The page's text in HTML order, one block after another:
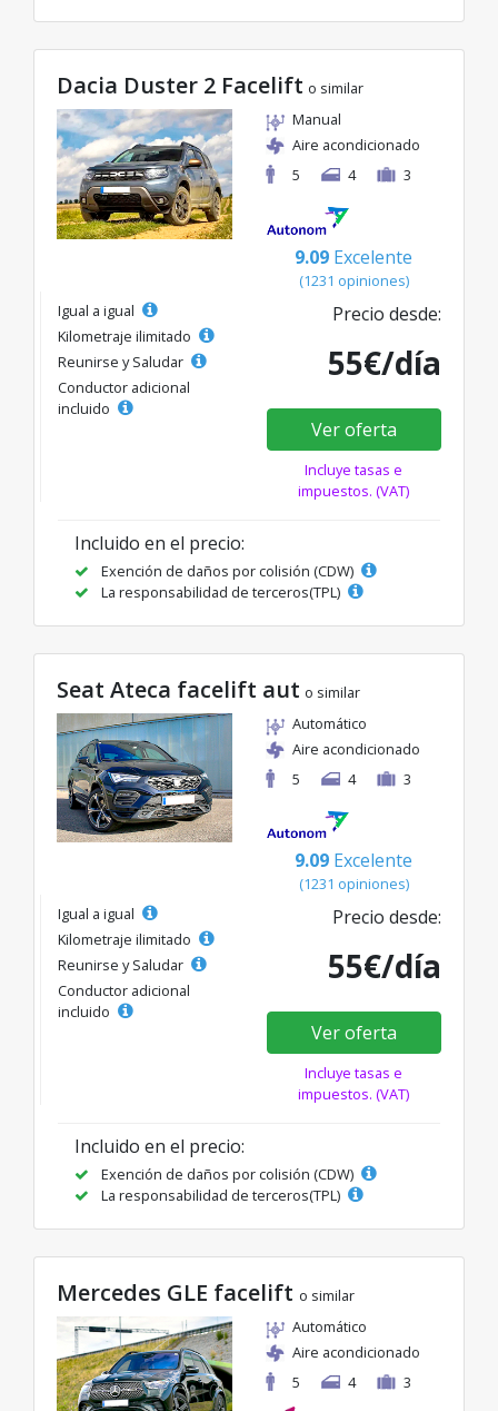
Dacia Duster 2 Facelift o similar
Manual
Aire acondicionado
5
4 3
9.09 Excelente
(1231 opiniones)
Igual a igual
Kilometraje ilimitado
Reunirse y Saludar
Conductor adicional
incluido
Precio desde:
55€/día
Ver oferta
Incluye tasas e
impuestos. (VAT)
Incluido en el precio:
Exención de daños por colisión (CDW)
La responsabilidad de terceros(TPL)
Seat Ateca facelift aut o similar
Automático
Aire acondicionado
5
4 3
9.09 Excelente
(1231 opiniones)
Igual a igual
Kilometraje ilimitado
Reunirse y Saludar
Conductor adicional
incluido
Precio desde:
55€/día
Ver oferta
Incluye tasas e
impuestos. (VAT)
Incluido en el precio:
Exención de daños por colisión (CDW)
La responsabilidad de terceros(TPL)
Mercedes GLE facelift o similar
Automático
Aire acondicionado
5
4 3